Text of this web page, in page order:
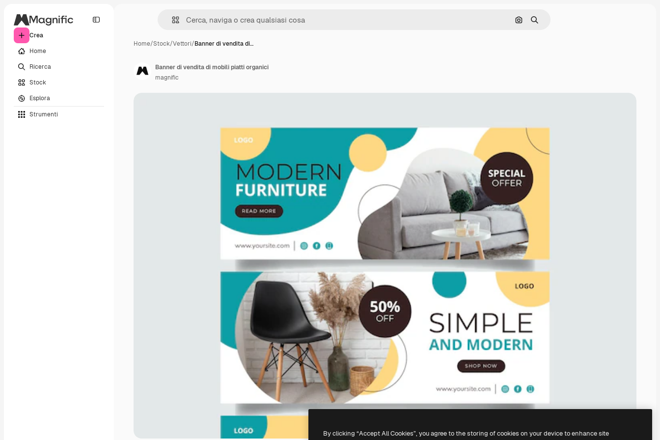
Crea
Home
Ricerca
Stock
Esplora
Strumenti
Cerca per immagine
Ricerca
Home/Stock/Vettori/Banner di vendita di…
Banner di vendita di mobili piatti organici
magnific
By clicking “Accept All Cookies”, you agree to the storing of cookies on your device to enhance site